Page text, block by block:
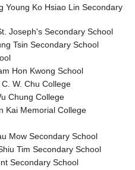
Young Ko Hsiao Lin Secondary
Joseph's Secondary School
Tsin Secondary School
Hon Kwong School
W. Chu College
Chung College
Kai Memorial College
Mow Secondary School
Tim Secondary School
Secondary School